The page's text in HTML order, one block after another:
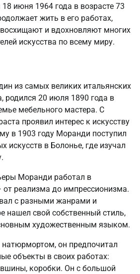
июня 1964 года в возрасте 73
жить в его работах,
и вдохновляют многих
искусства по всему миру.
из самых великих итальянских
родился 20 июля 1890 года в
мебельного мастера. С
проявил интерес к искусству
в 1903 году Моранди поступил
в Болонье, где изучал
Моранди работал в
от реализма до импрессионизма.
с разными жанрами и
нашел свой собственный стиль,
художественным языком.
он предпочитал
объекты в своих работах:
коробки. Он с большой